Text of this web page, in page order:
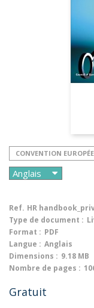
CONVENTION
Ref. HR
Type de document :
Format : PDF
Langue : Anglais
Dimensions : 9.18 MB
Nombre de pages :
Gratuit